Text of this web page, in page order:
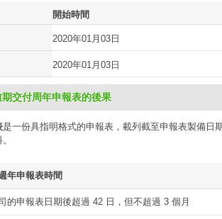
開始時間
2020年01月03日
2020年01月03日
交付周年申報表的後果
是一份具指明格式的申報表，載列截至申報表製備日
年申報表時間
的申報表日期後超過 42 日，但不超過 3 個月